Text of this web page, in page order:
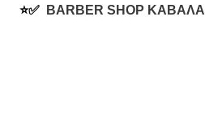
⭐✅
BARBER SHOP ΚΑΒΑΛΑ